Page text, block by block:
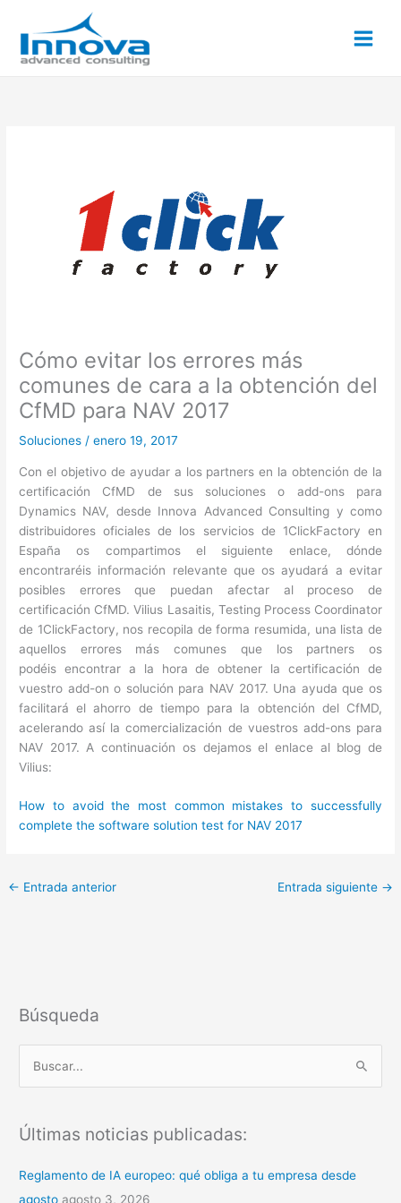
contenido
Cómo evitar los errores más
comunes de cara a la obtención del
CfMD para NAV 2017
Soluciones /enero 19, 2017
Con el objetivo de ayudar a los partners en la obtención de la
certificación CfMD de sus soluciones o add-ons para
Dynamics NAV, desde Innova Advanced Consulting y como
distribuidores oficiales de los servicios de 1ClickFactory en
España os compartimos el siguiente enlace, dónde
encontraréis información relevante que os ayudará a evitar
posibles errores que puedan afectar al proceso de
certificación CfMD. Vilius Lasaitis, Testing Process Coordinator
de 1ClickFactory, nos recopila de forma resumida, una lista de
aquellos errores más comunes que los partners os
podéis encontrar a la hora de obtener la certificación de
vuestro add-on o solución para NAV 2017. Una ayuda que os
facilitará el ahorro de tiempo para la obtención del CfMD,
acelerando así la comercialización de vuestros add-ons para
NAV 2017. A continuación os dejamos el enlace al blog de
Vilius:
How to avoid the most common mistakes to successfully
complete the software solution test for NAV 2017
← Entrada anterior Entrada siguiente →
Búsqueda
c
Últimas noticias publicadas:
Reglamento de IA europeo: qué obliga a tu empresa desde
agosto agosto 3, 2026